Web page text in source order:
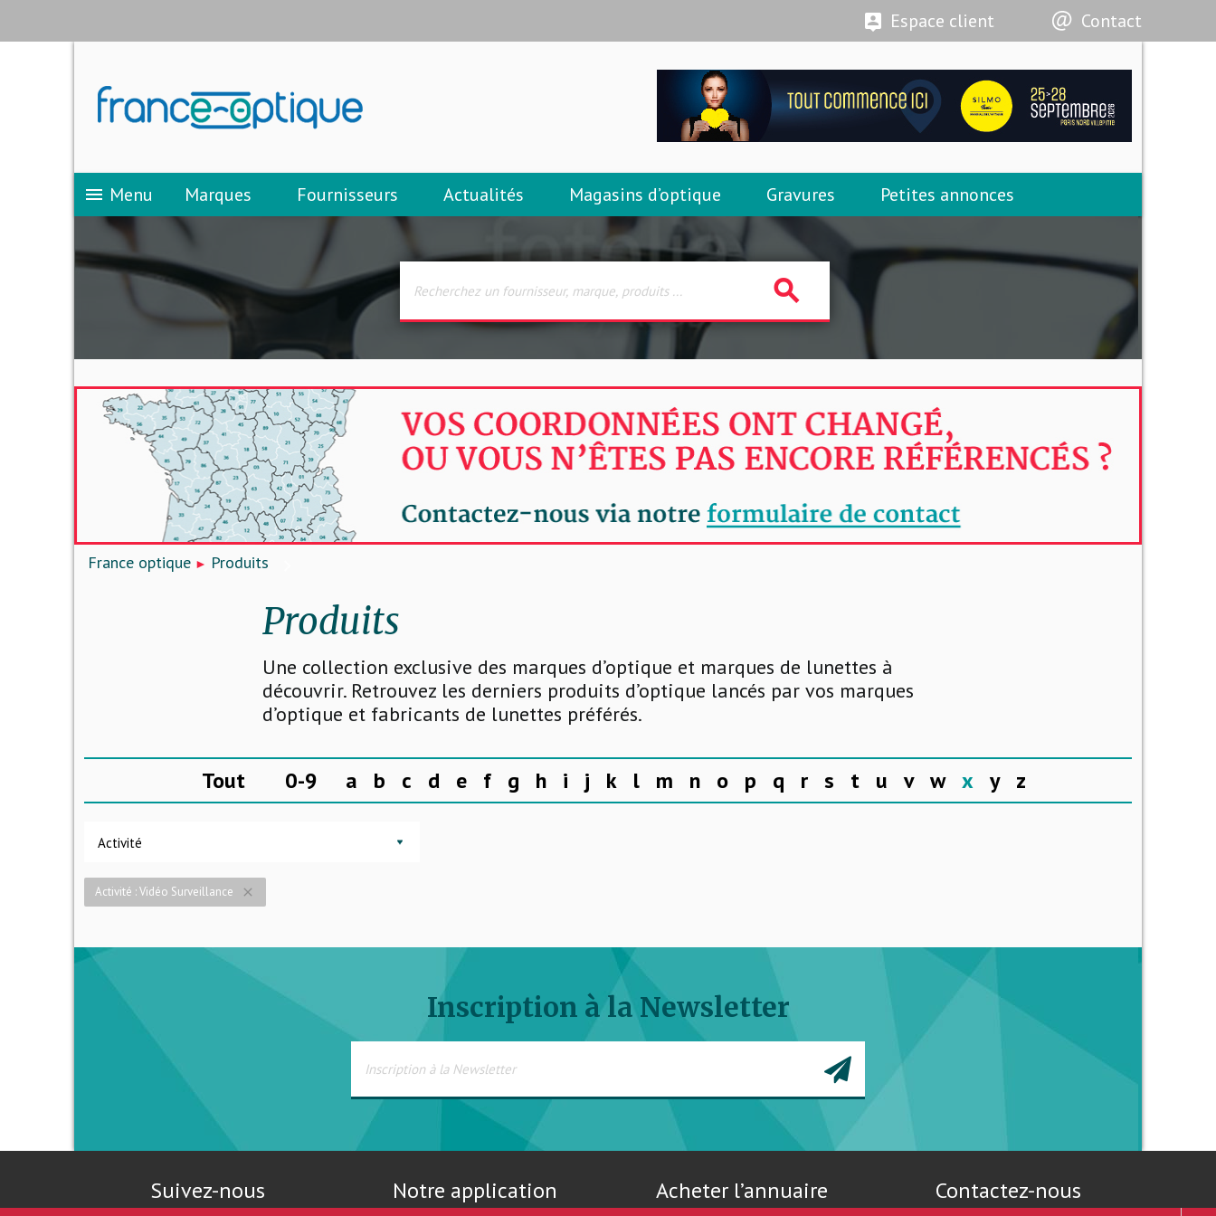
Espace client Contact
menu Menu Marques Fournisseurs Actualités Magasins d’optique Gravures Petites annonces
search
France optique Produits
Produits
Une collection exclusive des marques d’optique et marques de lunettes à
découvrir. Retrouvez les derniers produits d’optique lancés par vos marques
d’optique et fabricants de lunettes préférés.
Tout 0-9 a b c d e f g h i j k l m n o p q r s t u v w x y z
Activité
Activité : Vidéo Surveillance close
Inscription à la Newsletter
Suivez-nous Notre application Acheter l’annuaire Contactez-nous